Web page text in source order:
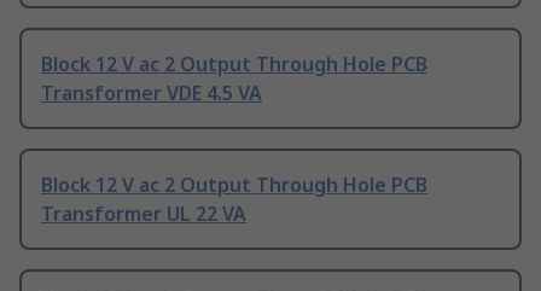
Block 12 V ac 2 Output Through Hole PCB
Transformer VDE 4.5 VA
Block 12 V ac 2 Output Through Hole PCB
Transformer UL 22 VA